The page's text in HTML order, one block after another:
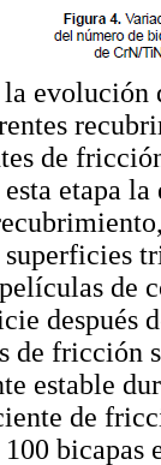
evolución
de
etapa
superficies
de
después
de fricción
estable
de
bicapas